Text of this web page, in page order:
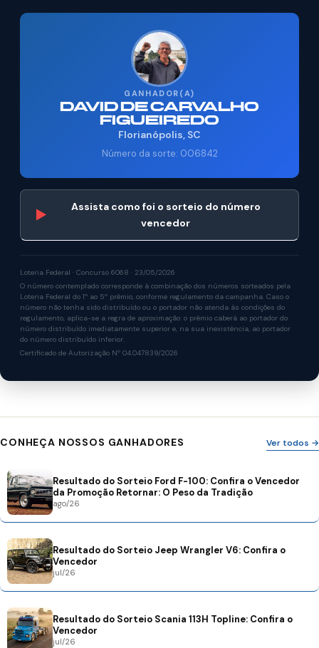
GANHADOR(A)
DAVID DE CARVALHO
FIGUEIREDO
Florianópolis, SC
Número da sorte: 006842
▶
Assista como foi o sorteio do número
vencedor
Loteria Federal · Concurso 6068 · 23/05/2026
O número contemplado corresponde à combinação dos números sorteados pela
Loteria Federal do 1º ao 5º prêmio, conforme regulamento da campanha. Caso o
número não tenha sido distribuído ou o portador não atenda às condições do
regulamento, aplica-se a regra de aproximação: o prêmio caberá ao portador do
número distribuído imediatamente superior e, na sua inexistência, ao portador
do número distribuído inferior.
Certificado de Autorização Nº 04.047839/2026
CONHEÇA NOSSOS GANHADORES Ver todos →
Resultado do Sorteio Ford F-100: Confira o Vencedor
da Promoção Retornar: O Peso da Tradição
ago/26
Resultado do Sorteio Jeep Wrangler V6: Confira o
Vencedor
jul/26
Resultado do Sorteio Scania 113H Topline: Confira o
Vencedor
jul/26